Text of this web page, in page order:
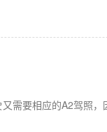
需要相应的A2驾照